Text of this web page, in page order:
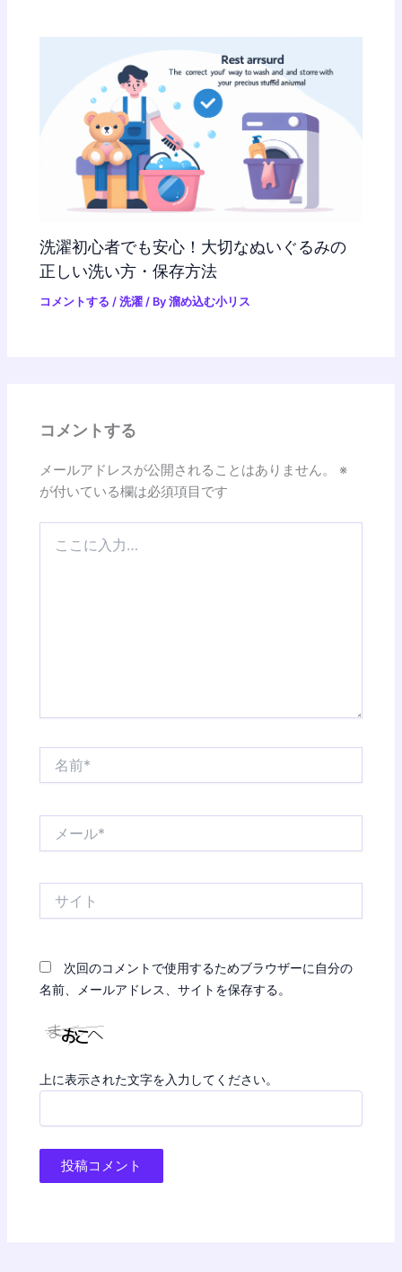
洗濯初心者でも安心！大切なぬいぐるみの
正しい洗い方・保存方法
コメントする /洗濯 / By溜め込む小リス
コメントする
メールアドレスが公開されることはありません。
※
が付いている欄は必須項目です
次回のコメントで使用するためブラウザーに自分の
名前、メールアドレス、サイトを保存する。
上に表示された文字を入力してください。